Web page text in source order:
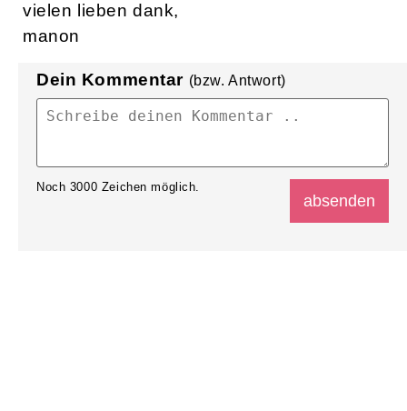
vielen lieben dank,
manon
Dein Kommentar (bzw. Antwort)
Noch 3000 Zeichen möglich.